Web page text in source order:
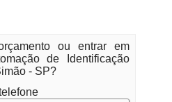
ou entrar em
de Identificação
- SP?